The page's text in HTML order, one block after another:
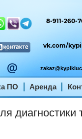
ПО Аренда
8-911-260-
vk.com/
диагностики